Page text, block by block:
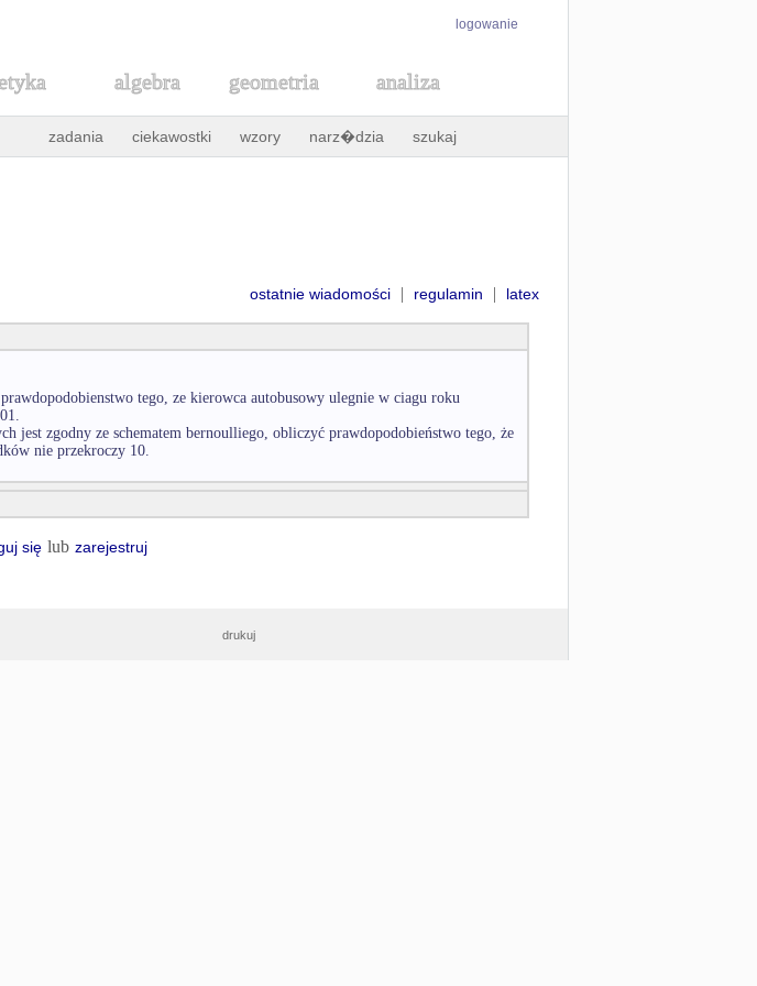
logowanie
algebra geometria analiza
zadania ciekawostki wzory narz�dzia szukaj
ostatnie wiadomości | regulamin | latex
tego, ze kierowca autobusowy ulegnie w ciagu roku
jest zgodny ze schematem bernoulliego, obliczyć prawdopodobieństwo tego, że
nie przekroczy 10.
się lub zarejestruj
drukuj